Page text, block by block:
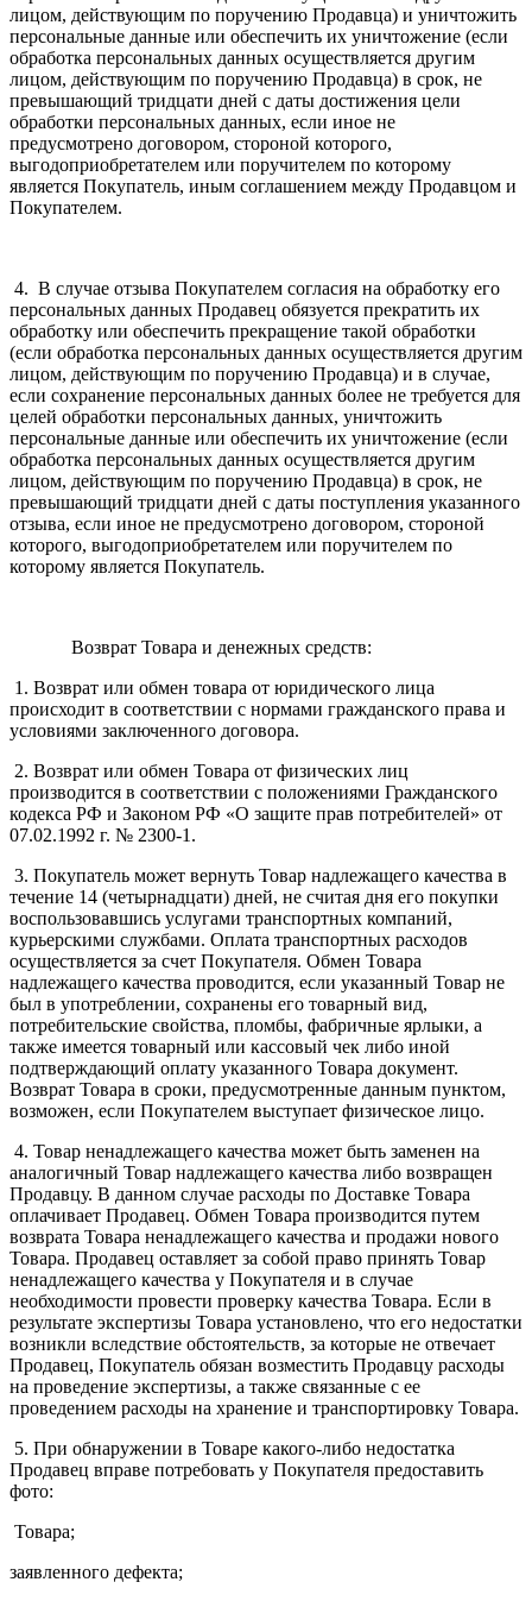
лицом, действующим по поручению Продавца) и уничтожить
персональные данные или обеспечить их уничтожение (если
обработка персональных данных осуществляется другим
лицом, действующим по поручению Продавца) в срок, не
превышающий тридцати дней с даты достижения цели
обработки персональных данных, если иное не
предусмотрено договором, стороной которого,
выгодоприобретателем или поручителем по которому
является Покупатель, иным соглашением между Продавцом и
Покупателем.
4. В случае отзыва Покупателем согласия на обработку его
персональных данных Продавец обязуется прекратить их
обработку или обеспечить прекращение такой обработки
(если обработка персональных данных осуществляется другим
лицом, действующим по поручению Продавца) и в случае,
если сохранение персональных данных более не требуется для
целей обработки персональных данных, уничтожить
персональные данные или обеспечить их уничтожение (если
обработка персональных данных осуществляется другим
лицом, действующим по поручению Продавца) в срок, не
превышающий тридцати дней с даты поступления указанного
отзыва, если иное не предусмотрено договором, стороной
которого, выгодоприобретателем или поручителем по
которому является Покупатель.
Возврат Товара и денежных средств:
1. Возврат или обмен товара от юридического лица
происходит в соответствии с нормами гражданского права и
условиями заключенного договора.
2. Возврат или обмен Товара от физических лиц
производится в соответствии с положениями Гражданского
кодекса РФ и Законом РФ «О защите прав потребителей» от
07.02.1992 г. № 2300-1.
3. Покупатель может вернуть Товар надлежащего качества в
течение 14 (четырнадцати) дней, не считая дня его покупки
воспользовавшись услугами транспортных компаний,
курьерскими службами. Оплата транспортных расходов
осуществляется за счет Покупателя. Обмен Товара
надлежащего качества проводится, если указанный Товар не
был в употреблении, сохранены его товарный вид,
потребительские свойства, пломбы, фабричные ярлыки, а
также имеется товарный или кассовый чек либо иной
подтверждающий оплату указанного Товара документ.
Возврат Товара в сроки, предусмотренные данным пунктом,
возможен, если Покупателем выступает физическое лицо.
4. Товар ненадлежащего качества может быть заменен на
аналогичный Товар надлежащего качества либо возвращен
Продавцу. В данном случае расходы по Доставке Товара
оплачивает Продавец. Обмен Товара производится путем
возврата Товара ненадлежащего качества и продажи нового
Товара. Продавец оставляет за собой право принять Товар
ненадлежащего качества у Покупателя и в случае
необходимости провести проверку качества Товара. Если в
результате экспертизы Товара установлено, что его недостатки
возникли вследствие обстоятельств, за которые не отвечает
Продавец, Покупатель обязан возместить Продавцу расходы
на проведение экспертизы, а также связанные с ее
проведением расходы на хранение и транспортировку Товара.
5. При обнаружении в Товаре какого-либо недостатка
Продавец вправе потребовать у Покупателя предоставить
фото:
Товара;
заявленного дефекта;